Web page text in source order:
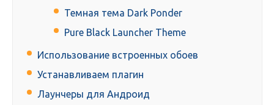
Темная тема Dark Ponder
Pure Black Launcher Theme
Использование встроенных обоев
Устанавливаем плагин
Лаунчеры для Андроид